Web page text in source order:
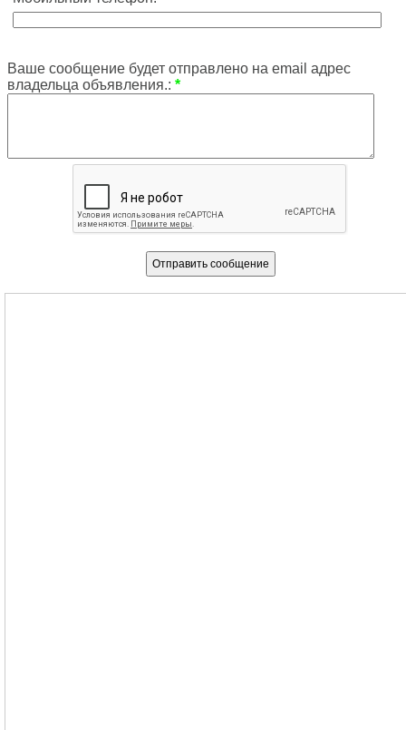
Ваше сообщение будет отправлено на email адрес
владельца объявления.: *